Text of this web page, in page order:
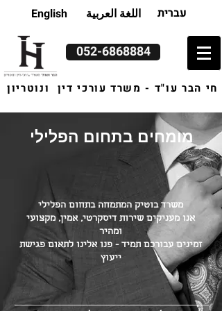
English اللغة العربية עברית
052-6868884
חי הבר עו"ד - משרד עורכי דין ונוטריון
משרד בוטיק המתמחה בתחום הפלילי
אנו מעניקים שירות דיסקרטי, אמין, מקצועי
ומהיר
זמינים עבורכם תמיד - פנו אלינו לתאום פגישת
ייעוץ
מומחים בתחום הפלילי